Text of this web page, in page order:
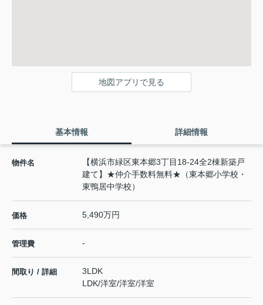
地図アプリで見る
基本情報 詳細情報
物件名
【横浜市緑区東本郷3丁目18-24全2棟新築戸
建て】★仲介手数料無料★（東本郷小学校・
東鴨居中学校）
価格 5,490万円
管理費 -
間取り / 詳細
3LDK
LDK/洋室/洋室/洋室